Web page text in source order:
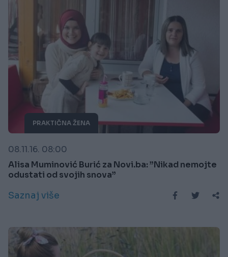
PRAKTIČNA ŽENA
08.11.16. 08:00
Alisa Muminović Burić za Novi.ba: ”Nikad nemojte
odustati od svojih snova”
Saznaj više